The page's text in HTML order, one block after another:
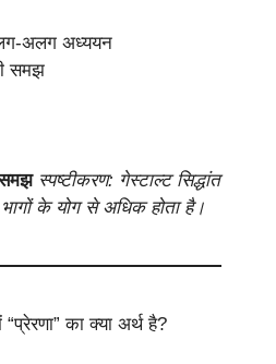
अलग अध्ययन
समझ
समझ स्पष्टीकरण: गेस्टाल्ट सिद्धांत
के योग से अधिक होता है।
का क्या अर्थ है?